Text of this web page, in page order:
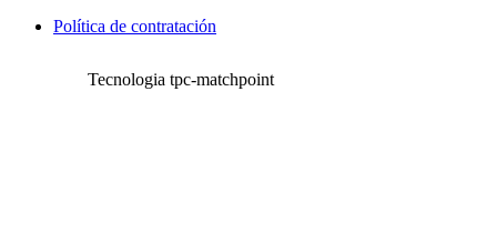
Política de contratación
Tecnologia tpc-matchpoint